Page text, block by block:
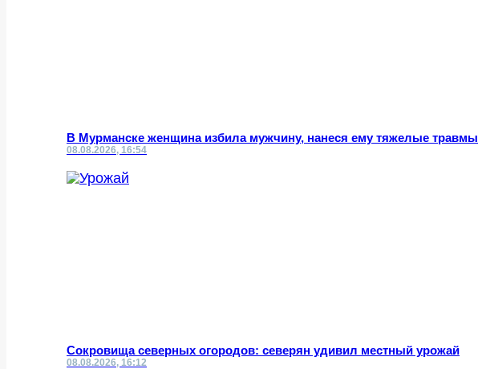
В Мурманске женщина избила мужчину, нанеся ему тяжелые травмы
08.08.2026, 16:54
Сокровища северных огородов: северян удивил местный урожай
08.08.2026, 16:12